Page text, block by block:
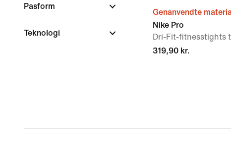
Pasform
Teknologi
Genanvendte
Nike Pro
Dri-Fit-fitnesstights
319,90 kr.